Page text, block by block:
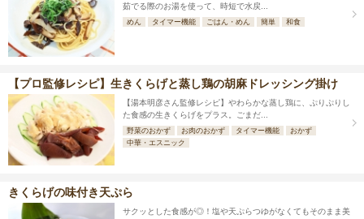
茹でる際のお湯を使って、時短で水戻...
めん タイマー機能 ごはん・めん 簡単 和食
【プロ監修レシピ】生きくらげと蒸し鶏の胡麻ドレッシング掛け
【湯本明彦さん監修レシピ】やわらかな蒸し鶏に、ぷりぷりし
た食感の生きくらげをプラス。ごまだ...
野菜のおかず お肉のおかず タイマー機能
おかず
中華・エスニック
きくらげの味付き天ぷら
サクッとした食感が◎！塩や天ぷらつゆがなくてもそのまま美